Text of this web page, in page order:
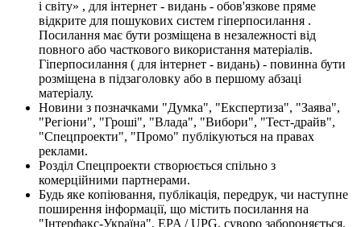
і світу» , для інтернет - видань - обов'язкове пряме
відкрите для пошукових систем гіперпосилання .
Посилання має бути розміщена в незалежності від
повного або часткового використання матеріалів.
Гіперпосилання ( для інтернет - видань) - повинна бути
розміщена в підзаголовку або в першому абзаці
матеріалу.
Новини з позначками "Думка", "Експертиза", "Заява",
"Регіони", "Гроші", "Влада", "Вибори", "Тест-драйв",
"Спецпроекти", "Промо" публікуються на правах
реклами.
Розділ Спецпроекти створюється спільно з
комерційними партнерами.
Будь яке копіювання, публікація, передрук, чи наступне
поширення інформації, що містить посилання на
"Інтерфакс-Україна", EPA / UPG, суворо забороняється.